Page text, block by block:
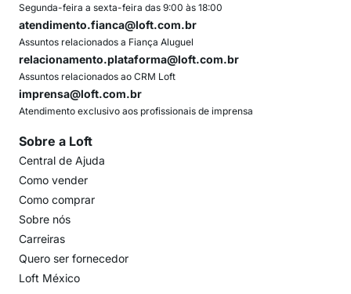
Segunda-feira a sexta-feira das 9:00 às 18:00
atendimento.fianca@loft.com.br
Assuntos relacionados a Fiança Aluguel
relacionamento.plataforma@loft.com.br
Assuntos relacionados ao CRM Loft
imprensa@loft.com.br
Atendimento exclusivo aos profissionais de imprensa
Sobre a Loft
Central de Ajuda
Como vender
Como comprar
Sobre nós
Carreiras
Quero ser fornecedor
Loft México